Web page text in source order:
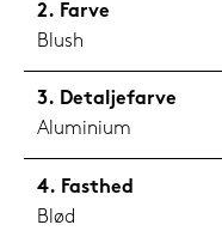
Farve
Blush
Detaljefarve
Aluminium
Fasthed
Blød